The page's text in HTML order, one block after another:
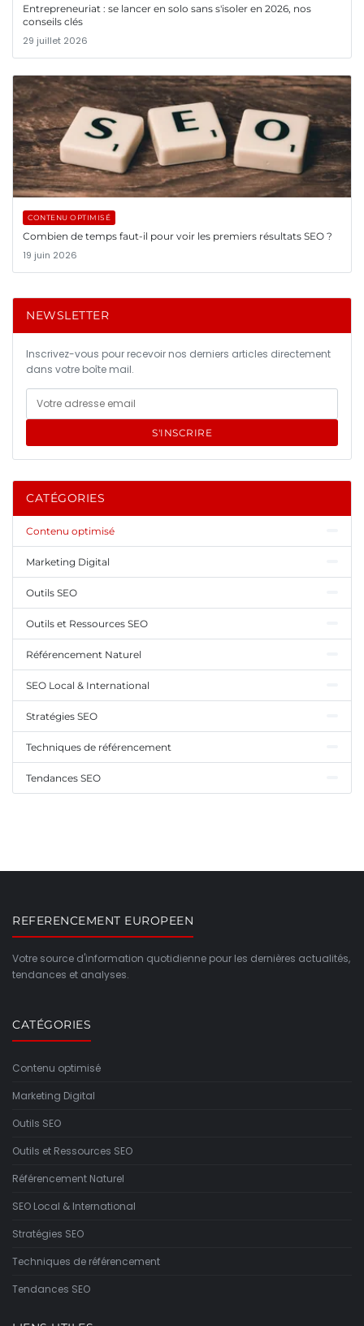
Entrepreneuriat : se lancer en solo sans s'isoler en 2026, nos
conseils clés
29 juillet 2026
CONTENU OPTIMISÉ
Combien de temps faut-il pour voir les premiers résultats SEO ?
19 juin 2026
NEWSLETTER
Inscrivez-vous pour recevoir nos derniers articles directement
dans votre boîte mail.
S'INSCRIRE
CATÉGORIES
Contenu optimisé
Marketing Digital
Outils SEO
Outils et Ressources SEO
Référencement Naturel
SEO Local & International
Stratégies SEO
Techniques de référencement
Tendances SEO
REFERENCEMENT EUROPEEN
Votre source d'information quotidienne pour les dernières actualités,
tendances et analyses.
CATÉGORIES
Contenu optimisé
Marketing Digital
Outils SEO
Outils et Ressources SEO
Référencement Naturel
SEO Local & International
Stratégies SEO
Techniques de référencement
Tendances SEO